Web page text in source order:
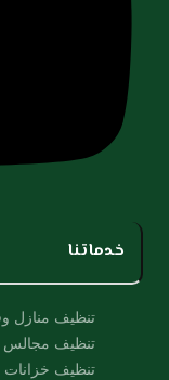
خدماتنا
تنظيف منازل
تنظيف مجالس
تنظيف خزانات